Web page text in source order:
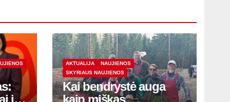
AKTUALIJA
NAUJIENOS
SKYRIAUS NAUJIENOS
Kai bendrystė auga